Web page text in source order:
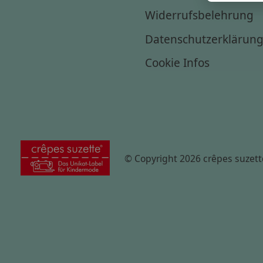
Widerrufsbelehrung
Datenschutzerklärung
Cookie Infos
© Copyright 2026 crêpes